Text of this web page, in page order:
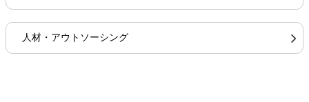
人材・アウトソーシング